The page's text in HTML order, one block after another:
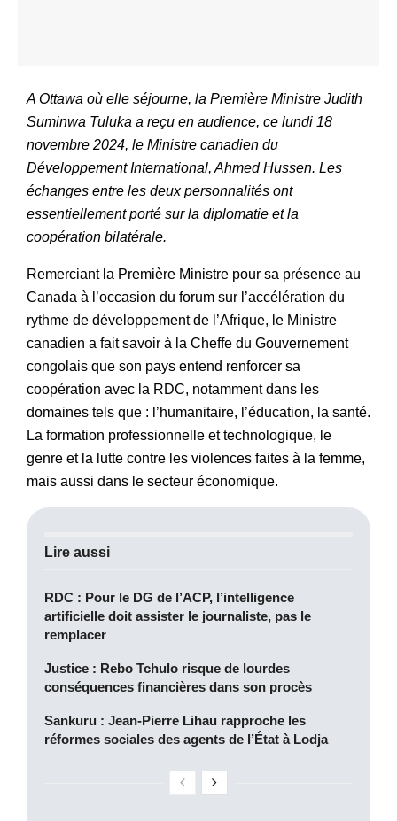
A Ottawa où elle séjourne, la Première Ministre Judith
Suminwa Tuluka a reçu en audience, ce lundi 18
novembre 2024, le Ministre canadien du
Développement International, Ahmed Hussen. Les
échanges entre les deux personnalités ont
essentiellement porté sur la diplomatie et la
coopération bilatérale.
Remerciant la Première Ministre pour sa présence au
Canada à l’occasion du forum sur l’accélération du
rythme de développement de l’Afrique, le Ministre
canadien a fait savoir à la Cheffe du Gouvernement
congolais que son pays entend renforcer sa
coopération avec la RDC, notamment dans les
domaines tels que : l’humanitaire, l’éducation, la santé.
La formation professionnelle et technologique, le
genre et la lutte contre les violences faites à la femme,
mais aussi dans le secteur économique.
Lire aussi
RDC : Pour le DG de l’ACP, l’intelligence
artificielle doit assister le journaliste, pas le
remplacer
Justice : Rebo Tchulo risque de lourdes
conséquences financières dans son procès
Sankuru : Jean-Pierre Lihau rapproche les
réformes sociales des agents de l’État à Lodja